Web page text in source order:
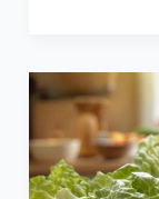
Les
remèdes
de
grand-